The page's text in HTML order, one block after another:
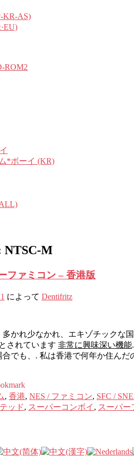
KR-AS)
ROM2
*ボーイ (KR)
NTSC-M
ファミコン – 香港版
によって Dentifritz
かれ少なかれ、エキゾチックな
されています 非常に興味深い機能
でも、. 私は香港で何年か住んだ
, 香港, NES / ファミコン, SFC /
ッド, スーパーコンボイ , スーパー